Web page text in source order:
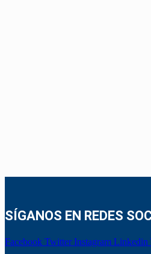
SÍGANOS EN REDES
Facebook Twitter Instagram Linkedin